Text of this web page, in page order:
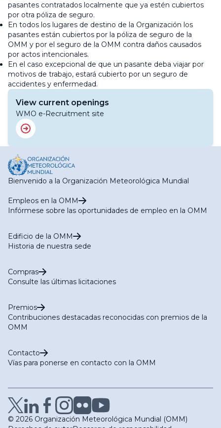
pasantes contratados localmente que ya estén cubiertos
por otra póliza de seguro.
En todos los lugares de destino de la Organización los
pasantes están cubiertos por la póliza de seguro de la
OMM y por el seguro de la OMM contra daños causados
por actos intencionales.
En el caso excepcional de que un pasante deba viajar por
motivos de trabajo, estará cubierto por un seguro de
accidentes y enfermedad.
View current openings
WMO e-Recruitment site
Bienvenido a la Organización Meteorológica Mundial
Empleos en la OMM
Infórmese sobre las oportunidades de empleo en la OMM
Edificio de la OMM
Historia de nuestra sede
Compras
Consulte las últimas licitaciones
Premios
Contribuciones destacadas reconocidas con premios de la
OMM
Contacto
Vías para ponerse en contacto con la OMM
© 2026 Organización Meteorológica Mundial (OMM)